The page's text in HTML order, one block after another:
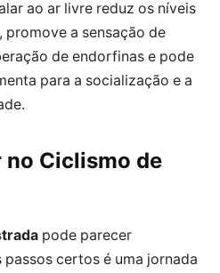
ao ar livre reduz os níveis
promove a sensação de
de endorfinas e pode
para a socialização e a
no Ciclismo de
pode parecer
certos é uma jornada